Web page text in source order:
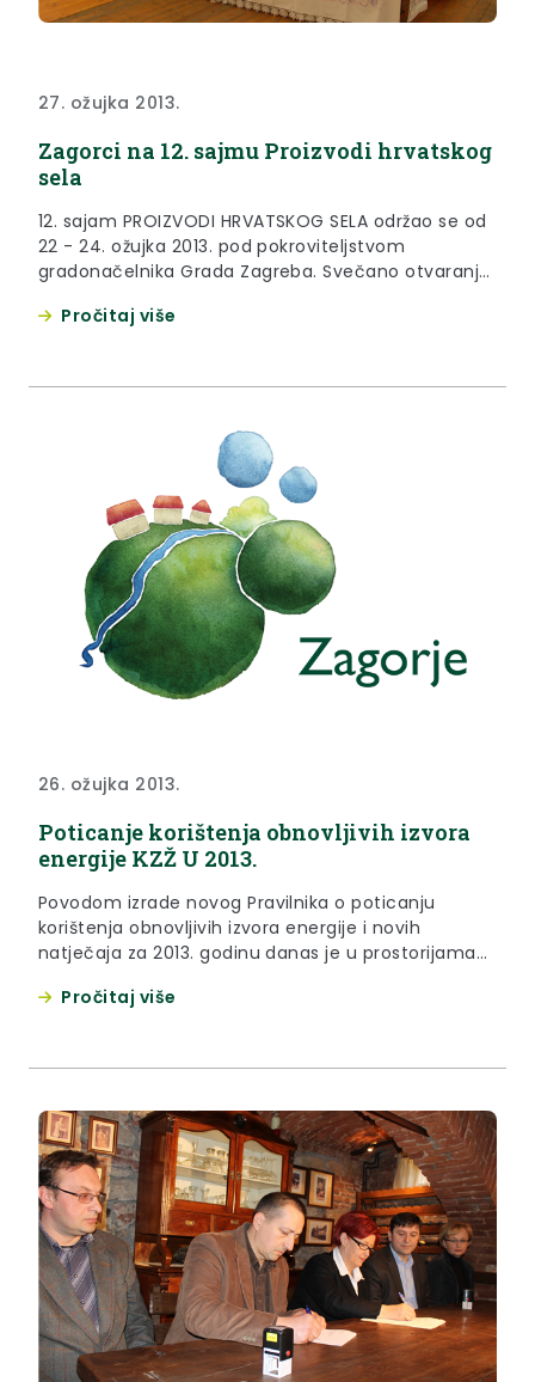
27. ožujka 2013.
Zagorci na 12. sajmu Proizvodi hrvatskog
sela
12. sajam PROIZVODI HRVATSKOG SELA održao se od
22 - 24. ožujka 2013. pod pokroviteljstvom
gradonačelnika Grada Zagreba. Svečano otvaranje
Pročitaj više
26. ožujka 2013.
Poticanje korištenja obnovljivih izvora
energije KZŽ U 2013.
Povodom izrade novog Pravilnika o poticanju
korištenja obnovljivih izvora energije i novih
natječaja za 2013. godinu danas je u prostorijama
konferencija.
Pročitaj više